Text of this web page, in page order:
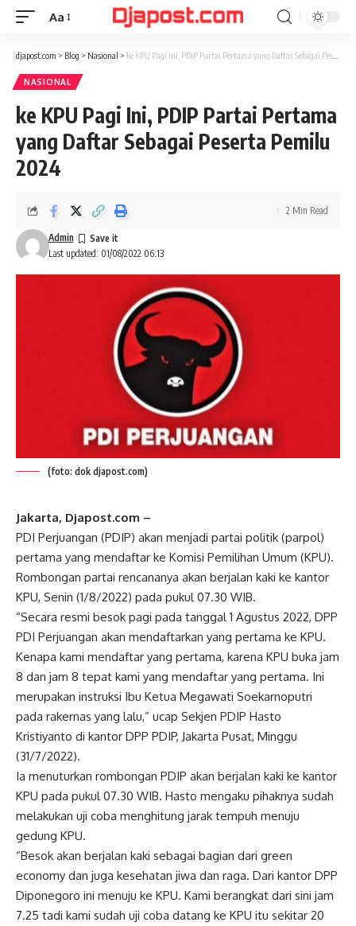
Font
Aa
djapost.com > Blog > Nasional > ke KPU Pagi Ini, PDIP Partai Pertama yang Daftar Sebagai Peserta Pemilu 2024
NASIONAL
ke KPU Pagi Ini, PDIP Partai Pertama
yang Daftar Sebagai Peserta Pemilu
2024
Last updated: 01/08/2022 06:13
Admin
2 Min Read
(foto: dok djapost.com)
Jakarta, Djapost.com –
PDI Perjuangan (PDIP) akan menjadi partai politik (parpol)
pertama yang mendaftar ke Komisi Pemilihan Umum (KPU).
Rombongan partai rencananya akan berjalan kaki ke kantor
KPU, Senin (1/8/2022) pada pukul 07.30 WIB.
“Secara resmi besok pagi pada tanggal 1 Agustus 2022, DPP
PDI Perjuangan akan mendaftarkan yang pertama ke KPU.
Kenapa kami mendaftar yang pertama, karena KPU buka jam
8 dan jam 8 tepat kami yang mendaftar yang pertama. Ini
merupakan instruksi Ibu Ketua Megawati Soekarnoputri
pada rakernas yang lalu,” ucap Sekjen PDIP Hasto
Kristiyanto di kantor DPP PDIP, Jakarta Pusat, Minggu
(31/7/2022).
Ia menuturkan rombongan PDIP akan berjalan kaki ke kantor
KPU pada pukul 07.30 WIB. Hasto mengaku pihaknya sudah
melakukan uji coba menghitung jarak tempuh menuju
gedung KPU.
“Besok akan berjalan kaki sebagai bagian dari green
economy dan juga kesehatan jiwa dan raga. Dari kantor DPP
Diponegoro ini menuju ke KPU. Kami berangkat dari sini jam
7.25 tadi kami sudah uji coba datang ke KPU itu sekitar 20